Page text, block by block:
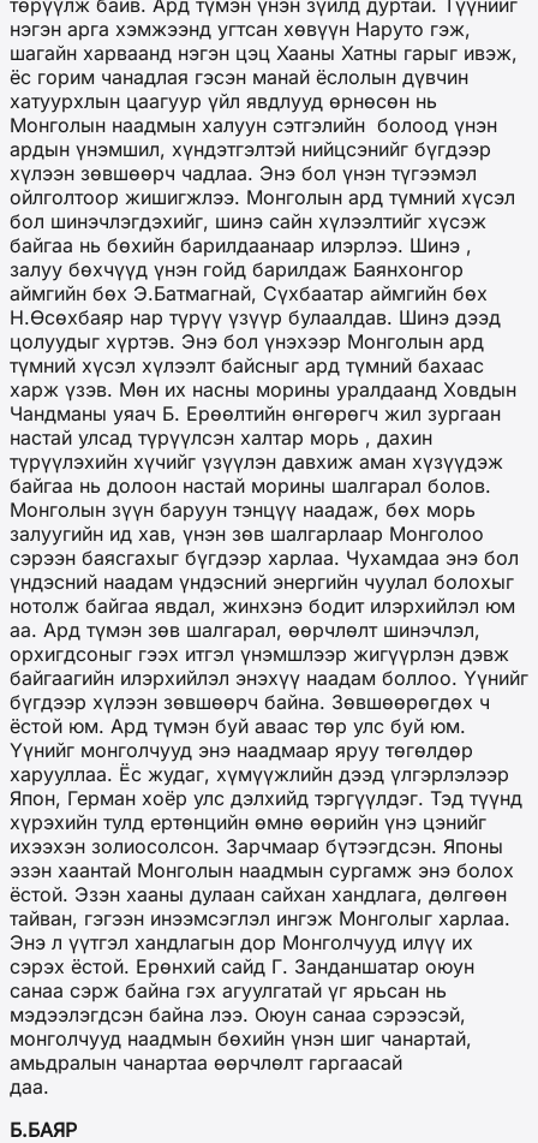
нэгэн арга хэмжээнд угтсан хөвүүн Наруто гэж,
шагайн харваанд нэгэн цэц Хааны Хатны гарыг ивэж,
ёс горим чанадлая гэсэн манай ёслолын дүвчин
хатуурхлын цаагуур үйл явдлууд өрнөсөн нь
Монголын наадмын халуун сэтгэлийн болоод үнэн
ардын үнэмшил, хүндэтгэлтэй нийцсэнийг бүгдээр
хүлээн зөвшөөрч чадлаа. Энэ бол үнэн түгээмэл
ойлголтоор жишигжлээ. Монголын ард түмний хүсэл
бол шинэчлэгдэхийг, шинэ сайн хүлээлтийг хүсэж
байгаа нь бөхийн барилдаанаар илэрлээ. Шинэ ,
залуу бөхчүүд үнэн гойд барилдаж Баянхонгор
аймгийн бөх Э.Батмагнай, Сүхбаатар аймгийн бөх
Н.Өсөхбаяр нар түрүү үзүүр булаалдав. Шинэ дээд
цолуудыг хүртэв. Энэ бол үнэхээр Монголын ард
түмний хүсэл хүлээлт байсныг ард түмний бахаас
харж үзэв. Мөн их насны морины уралдаанд Ховдын
Чандманы уяач Б. Ерөөлтийн өнгөрөгч жил зургаан
настай улсад түрүүлсэн халтар морь , дахин
түрүүлэхийн хүчийг үзүүлэн давхиж аман хүзүүдэж
байгаа нь долоон настай морины шалгарал болов.
Монголын зүүн баруун тэнцүү наадаж, бөх морь
залуугийн ид хав, үнэн зөв шалгарлаар Монголоо
сэрээн баясгахыг бүгдээр харлаа. Чухамдаа энэ бол
үндэсний наадам үндэсний энергийн чуулал болохыг
нотолж байгаа явдал, жинхэнэ бодит илэрхийлэл юм
аа. Ард түмэн зөв шалгарал, өөрчлөлт шинэчлэл,
орхигдсоныг гээх итгэл үнэмшлээр жигүүрлэн дэвж
байгаагийн илэрхийлэл энэхүү наадам боллоо. Үүнийг
бүгдээр хүлээн зөвшөөрч байна. Зөвшөөрөгдөх ч
ёстой юм. Ард түмэн буй аваас төр улс буй юм.
Үүнийг монголчууд энэ наадмаар яруу төгөлдөр
харууллаа. Ёс жудаг, хүмүүжлийн дээд үлгэрлэлээр
Япон, Герман хоёр улс дэлхийд тэргүүлдэг. Тэд түүнд
хүрэхийн тулд ертөнцийн өмнө өөрийн үнэ цэнийг
ихээхэн золиосолсон. Зарчмаар бүтээгдсэн. Японы
эзэн хаантай Монголын наадмын сургамж энэ болох
ёстой. Эзэн хааны дулаан сайхан хандлага, дөлгөөн
тайван, гэгээн инээмсэглэл ингэж Монголыг харлаа.
Энэ л үүтгэл хандлагын дор Монголчууд илүү их
сэрэх ёстой. Ерөнхий сайд Г. Занданшатар оюун
санаа сэрж байна гэх агуулгатай үг ярьсан нь
мэдээлэгдсэн байна лээ. Оюун санаа сэрээсэй,
монголчууд наадмын бөхийн үнэн шиг чанартай,
амьдралын чанартаа өөрчлөлт гаргаасай
даа.
Б.БАЯР